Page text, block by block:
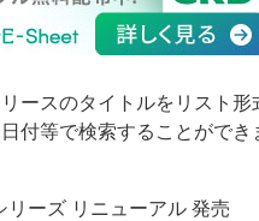
ースのタイトルをリスト形
付等で検索することがで
リーズ リニューアル 発売